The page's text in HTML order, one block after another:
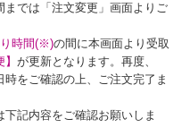
までは「注文変更」画面よりご
り時間(※)の間に本画面より受取
が更新となります。再度、
時をご確認の上、ご注文完了ま
記内容をご確認お願いしま